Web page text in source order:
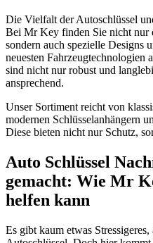
Die Vielfalt der Autoschlüssel
Bei Mr Key finden Sie nicht nur
sondern auch spezielle Designs
neuesten Fahrzeugtechnologien
sind nicht nur robust und
ansprechend.
Unser Sortiment reicht von
modernen Schlüsselanhängern
Diese bieten nicht nur Schutz,
Auto Schlüssel
gemacht: Wie Mr
helfen kann
Es gibt kaum etwas